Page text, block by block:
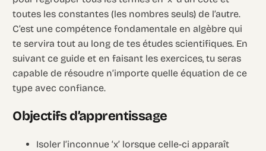
toutes les constantes (les nombres seuls) de l’autre.
C’est une compétence fondamentale en algèbre qui
te servira tout au long de tes études scientifiques. En
suivant ce guide et en faisant les exercices, tu seras
capable de résoudre n’importe quelle équation de ce
type avec confiance.
Objectifs d’apprentissage
Isoler l’inconnue ‘x’ lorsque celle-ci apparaît